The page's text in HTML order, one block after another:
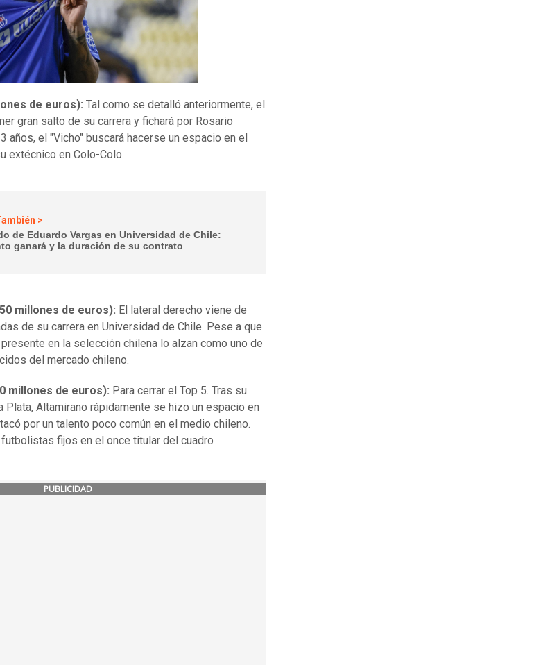
de euros): Tal como se detalló anteriormente, el
gran salto de su carrera y fichará por Rosario
años, el "Vicho" buscará hacerse un espacio en el
extécnico en Colo-Colo.
>
de Eduardo Vargas en Universidad de Chile:
ganará y la duración de su contrato
millones de euros): El lateral derecho viene de
de su carrera en Universidad de Chile. Pese a que
en la selección chilena lo alzan como uno de
del mercado chileno.
millones de euros): Para cerrar el Top 5. Tras su
Altamirano rápidamente se hizo un espacio en
por un talento poco común en el medio chileno.
fijos en el once titular del cuadro
PUBLICIDAD